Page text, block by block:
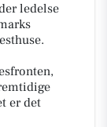
ledelse
er det